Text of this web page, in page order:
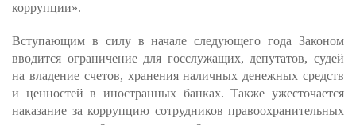
коррупции».
Вступающим в силу в начале следующего года Законом
вводится ограничение для госслужащих, депутатов, судей
на владение счетов, хранения наличных денежных средств
и ценностей в иностранных банках. Также ужесточается
наказание за коррупцию сотрудников правоохранительных